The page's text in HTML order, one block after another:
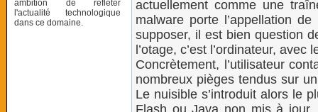
ambition de refléter
l'actualité technologique
dans ce domaine.
actuellement comme une
malware porte l’appellation
supposer, il est bien question
l’otage, c’est l’ordinateur, avec
Concrètement, l’utilisateur
nombreux pièges tendus sur
Le nuisible s’introduit alors le
Flash ou Java non mis à jour.